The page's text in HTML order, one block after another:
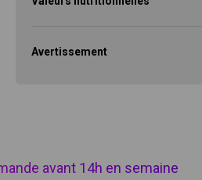
Avertissement
avant 14h en semaine